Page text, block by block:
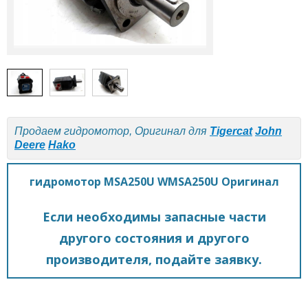
Продаем гидромотор, Оригинал для Tigercat John
Deere Hako
гидромотор MSA250U WMSA250U Оригинал
Если необходимы запасные части
другого состояния и другого
производителя, подайте заявку.